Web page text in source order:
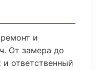
и
От замера до
ответственный